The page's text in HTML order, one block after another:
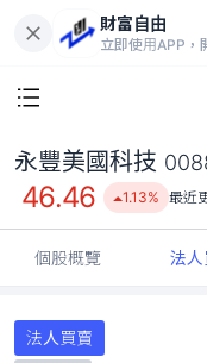
財富自由
立即使用APP，
永豐美國科技
46.46 1.13% 最近
個股概覽 法人
法人買賣